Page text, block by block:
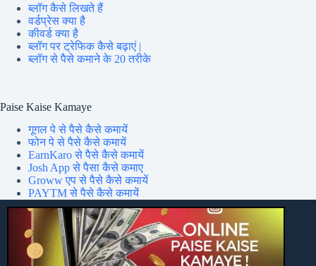
ब्लॉग कैसे लिखते हैं
वर्डप्रेस क्या है
कीवर्ड क्या है
ब्लॉग पर ट्रेफिक कैसे बढ़ाएं |
ब्लॉग से पैसे कमाने के 20 तरीके
Paise Kaise Kamaye
गूगल पे से पैसे कैसे कमायें
फोन पे से पैसे कैसे कमायें
EarnKaro से पैसे कैसे कमायें
Josh App से पैसा कैसे कमाए
Groww एप से पैसे कैसे कमायें
PAYTM से पैसे कैसे कमायें